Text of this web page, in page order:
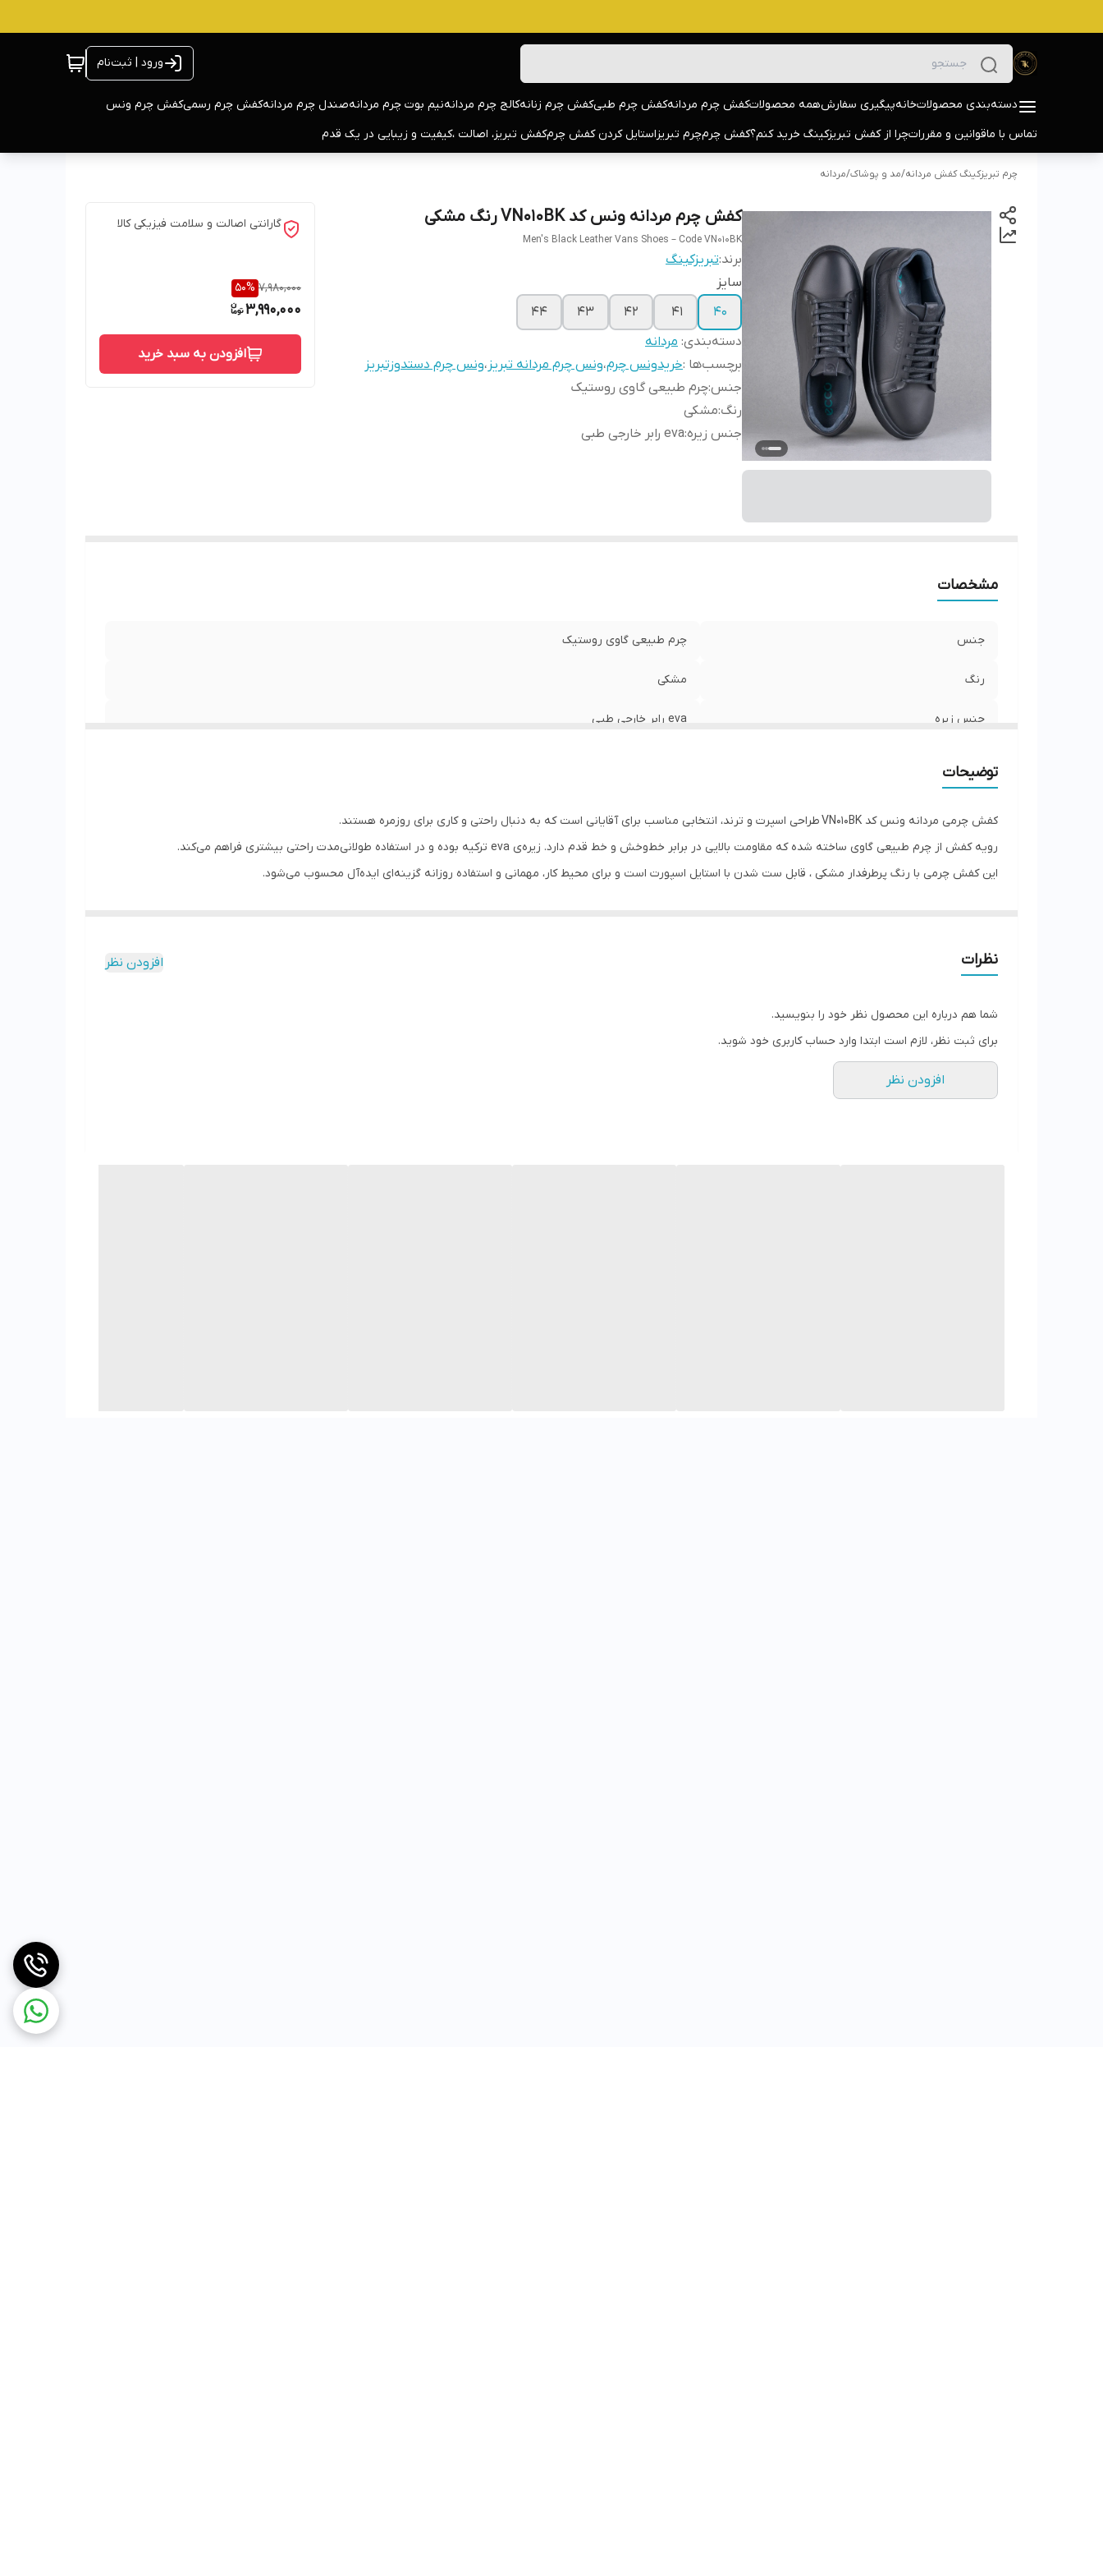
ورود | ثبت‌نام
دسته‌بندی محصولاتخانهپیگیری سفارشهمه محصولاتکفش چرم مردانهکفش چرم طبیکفش چرم زنانهکالج چرم مردانهنیم بوت چرم مردانهصندل چرم مردانهکفش چرم رسمیکفش چرم ونس
تماس با ماقوانین و مقرراتچرا از کفش تبریزکینگ خرید کنم؟کفش چرمچرم تبریزاستایل کردن کفش چرمکفش تبریز، اصالت ،کیفیت و زیبایی در یک قدم
چرم تبریزکینگ کفش مردانه/مد و پوشاک/مردانه
کفش چرم مردانه ونس کد VN010BK رنگ مشکی
Men's Black Leather Vans Shoes – Code VN010BK
برند:تبریزکینگ
سایز
40
41
42
43
44
دسته‌بندی: مردانه
برچسب‌ها :خریدونس چرم،ونس چرم مردانه تبریز ،ونس چرم دستدوزتبریز
جنس:چرم طبیعی گاوی روستیک
رنگ:مشکی
جنس زیره:eva رابر خارجی طبی
گارانتی اصالت و سلامت فیزیکی کالا
7,980,000
50%
3,990,000
افزودن به سبد خرید
مشخصات
جنس چرم طبیعی گاوی روستیک
رنگ مشکی
جنس زیره eva رابر خارجی طبی
توضیحات
کفش چرمی مردانه ونس کد VN010BK طراحی اسپرت و ترند، انتخابی مناسب برای آقایانی است که به دنبال راحتی و کاری برای روزمره هستند.
رویه کفش از چرم طبیعی گاوی ساخته شده که مقاومت بالایی در برابر خط‌وخش و خط قدم دارد. زیره‌ی eva ترکیه بوده و در استفاده طولانی‌مدت راحتی بیشتری فراهم می‌کند.
این کفش چرمی با رنگ پرطرفدار مشکی ، قابل ست شدن با استایل اسپورت است و برای محیط کار، مهمانی و استفاده روزانه گزینه‌ای ایده‌آل محسوب می‌شود.
نظرات افزودن نظر
شما هم درباره این محصول نظر خود را بنویسید.
برای ثبت نظر، لازم است ابتدا وارد حساب کاربری خود شوید.
افزودن نظر